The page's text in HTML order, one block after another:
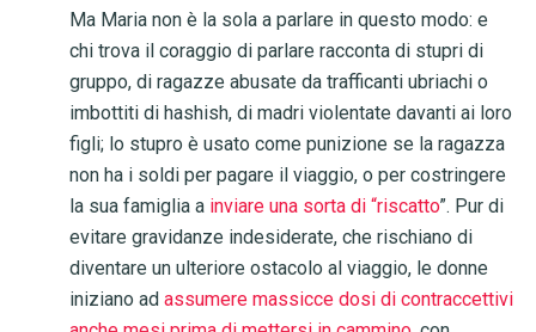
Ma Maria non è la sola a parlare in questo modo: e
chi trova il coraggio di parlare racconta di stupri di
gruppo, di ragazze abusate da trafficanti ubriachi o
imbottiti di hashish, di madri violentate davanti ai loro
figli; lo stupro è usato come punizione se la ragazza
non ha i soldi per pagare il viaggio, o per costringere
la sua famiglia a inviare una sorta di “riscatto”. Pur di
evitare gravidanze indesiderate, che rischiano di
diventare un ulteriore ostacolo al viaggio, le donne
iniziano ad assumere massicce dosi di contraccettivi